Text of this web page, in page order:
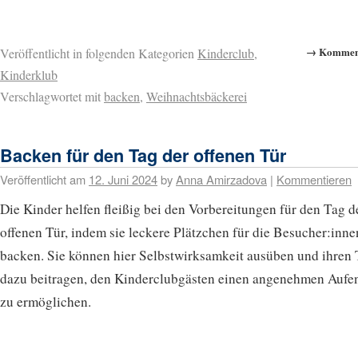
→
Veröffentlicht in folgenden Kategorien Kinderclub,
Kinderklub
Verschlagwortet mitbacken, Weihnachtsbäckerei
Backen für den Tag der offenen Tür
Veröffentlicht am 12. Juni 2024byAnna Amirzadova | Kommentieren
Die Kinder helfen fleißig bei den Vorbereitungen für den Tag
offenen Tür, indem sie leckere Plätzchen für die
backen. Sie können hier Selbstwirksamkeit ausüben und ihren
dazu beitragen, den Kinderclubgästen einen angenehmen
zu ermöglichen.